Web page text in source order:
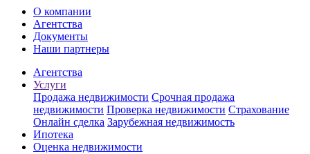
О компании
Агентства
Документы
Наши партнеры
Агентства
Услуги
Продажа недвижимости Срочная продажа
недвижимости Проверка недвижимости Страхование
Онлайн сделка Зарубежная недвижимость
Ипотека
Оценка недвижимости